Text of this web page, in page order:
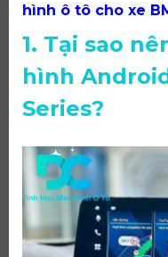
hình ô tô cho xe
1. Tại sao
hình
Series?